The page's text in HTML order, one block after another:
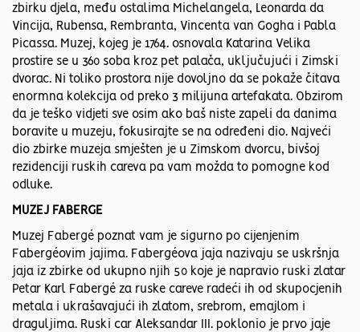
zbirku djela, među ostalima Michelangela, Leonarda da
Vincija, Rubensa, Rembranta, Vincenta van Gogha i Pabla
Picassa. Muzej, kojeg je 1764. osnovala Katarina Velika
prostire se u 360 soba kroz pet palača, uključujući i Zimski
dvorac. Ni toliko prostora nije dovoljno da se pokaže čitava
enormna kolekcija od preko 3 milijuna artefakata. Obzirom
da je teško vidjeti sve osim ako baš niste zapeli da danima
boravite u muzeju, fokusirajte se na određeni dio. Najveći
dio zbirke muzeja smješten je u Zimskom dvorcu, bivšoj
rezidenciji ruskih careva pa vam možda to pomogne kod
odluke.
MUZEJ FABERGE
Muzej Fabergé poznat vam je sigurno po cijenjenim
Fabergéovim jajima. Fabergéova jaja nazivaju se uskršnja
jaja iz zbirke od ukupno njih 50 koje je napravio ruski zlatar
Petar Karl Fabergé za ruske careve radeći ih od skupocjenih
metala i ukrašavajući ih zlatom, srebrom, emajlom i
draguljima. Ruski car Aleksandar III. poklonio je prvo jaje